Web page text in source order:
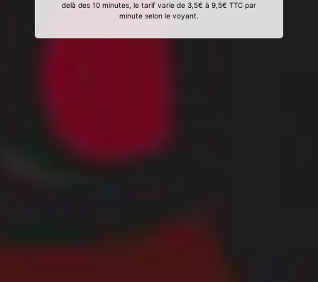
delà des 10 minutes, le tarif varie de 3,5€ à 9,5€ TTC par
minute selon le voyant.